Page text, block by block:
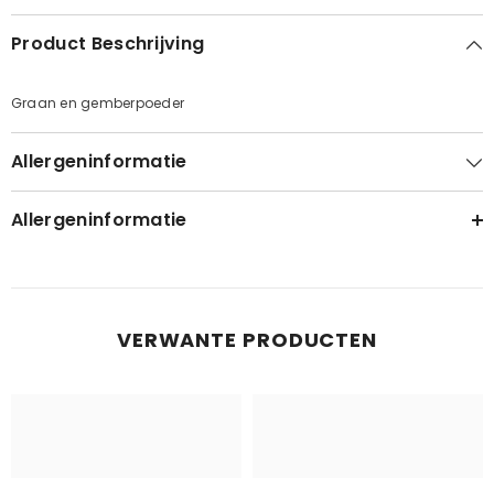
Product Beschrijving
Graan en gemberpoeder
Allergeninformatie
Allergeninformatie
VERWANTE PRODUCTEN